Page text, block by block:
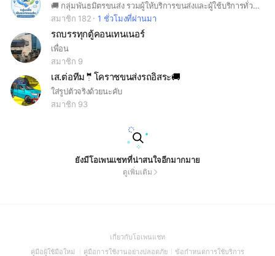
🚚 กลุ่มพันธมิตรขนส่ง รวมผู้ให้บริการขนส่งและผู้ใช้บริการทั่วไทย แลกเปลี่ยนงาน ช่วยเหลือกันด้วยความจริงใจ เน้นความซื่อสัตย์ รับผิดชอบ และความปลอดภัยของสินค้า 📦 สินค้าปลอดภัย เมื่อไว้วางใจใช้บริการพันธมิตรขนส่ง 🤝 เติบโตไปด้วยกัน บนพื้นฐานของความเชื่อใจ
สมาชิก 182
1 ชั่วโมงที่ผ่านมา
รถบรรทุกตู้คอนเทนเนอร์
เพื่อน
สมาชิก 9
เส.ต่อทีม🤵โคราชขนส่งรถอิสระ🚚
ใส่รูปตัวจริงด้วยนะคับ
สมาชิก 93
ยังมีโอเพนแชทที่น่าสนใจอีกมากมาย
ดูเพิ่มเติม
เกี่ยวกับโอเพนแชท(Open
in
คู่มือผู้ใช้มือใหม่ (Open
คู่มือการใช้งานอย่างปลอดภัย(Open
ข้อกำหนดการใช้บริการ(Open